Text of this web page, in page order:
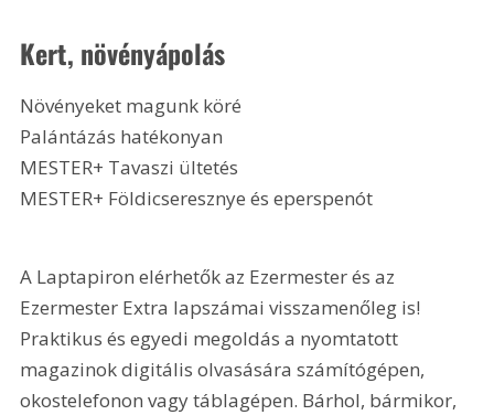
Kert, növényápolás
Növényeket magunk köré
Palántázás hatékonyan
MESTER+ Tavaszi ültetés
MESTER+ Földicseresznye és eperspenót
A Laptapiron elérhetők az Ezermester és az
Ezermester Extra lapszámai visszamenőleg is!
Praktikus és egyedi megoldás a nyomtatott
magazinok digitális olvasására számítógépen,
okostelefonon vagy táblagépen. Bárhol, bármikor,